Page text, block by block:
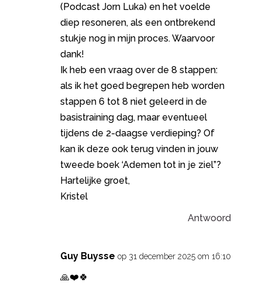
(Podcast Jorn Luka) en het voelde
diep resoneren, als een ontbrekend
stukje nog in mijn proces. Waarvoor
dank!
Ik heb een vraag over de 8 stappen:
als ik het goed begrepen heb worden
stappen 6 tot 8 niet geleerd in de
basistraining dag, maar eventueel
tijdens de 2-daagse verdieping? Of
kan ik deze ook terug vinden in jouw
tweede boek ‘Ademen tot in je ziel”?
Hartelijke groet,
Kristel
Antwoord
Guy Buysse op 31 december 2025 om 16:10
🙏❤️🍀